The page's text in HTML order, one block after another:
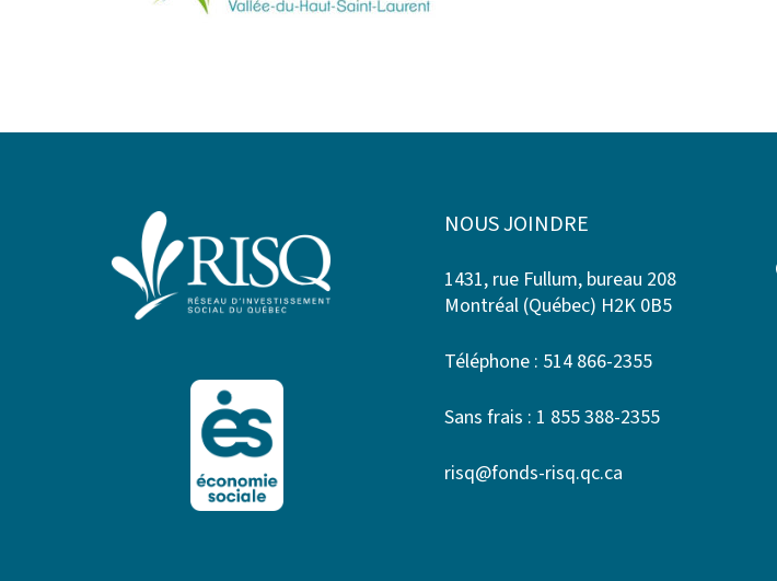
NOUS JOINDRE
1431, rue Fullum, bureau 208
Montréal (Québec) H2K 0B5
Téléphone : 514 866-2355
Sans frais : 1 855 388-2355
risq@fonds-risq.qc.ca